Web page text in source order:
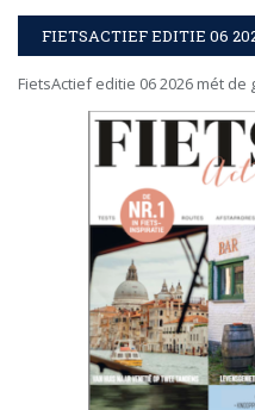
FIETSACTIEF EDITIE 06
FietsActief editie 06 2026 mét